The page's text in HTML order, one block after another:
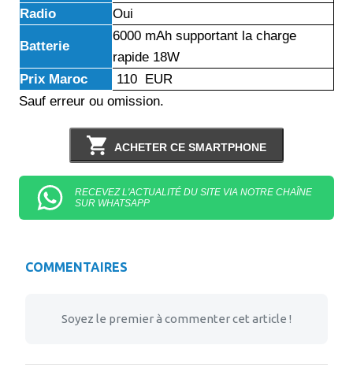
Radio Oui
Batterie
6000 mAh supportant la charge
rapide 18W
Prix Maroc
110 EUR
Sauf erreur ou omission.
ACHETER CE SMARTPHONE
RECEVEZ L'ACTUALITÉ DU SITE VIA NOTRE CHAÎNE
SUR WHATSAPP
COMMENTAIRES
Soyez le premier à commenter cet article !